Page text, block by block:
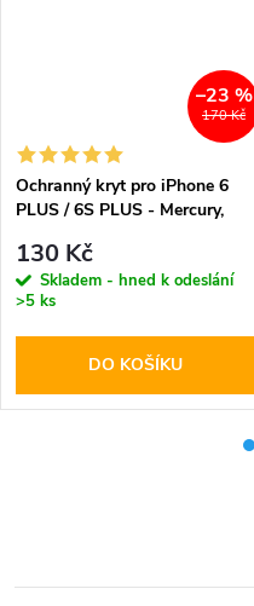
170 Kč
–23 %
Ochranný kryt pro iPhone 6
PLUS / 6S PLUS - Mercury,
130 Kč
Skladem - hned k odeslání
>5 ks
DO KOŠÍKU